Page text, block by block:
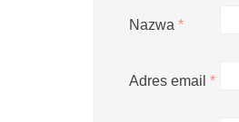
Nazwa *
Adres email *